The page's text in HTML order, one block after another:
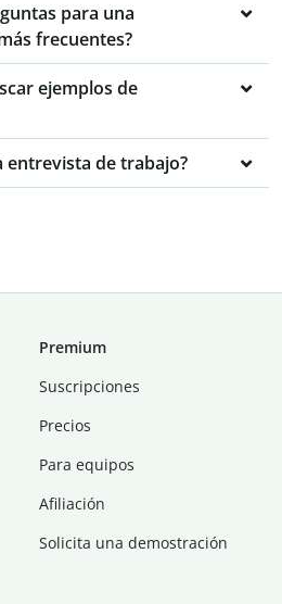
para una
frecuentes?
ejemplos de
entrevista de trabajo?
Premium
Suscripciones
Precios
Para equipos
Afiliación
Solicita una demostración